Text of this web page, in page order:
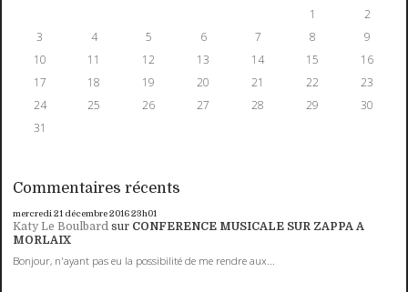
1
2
3
4 5 6 7 8
9
10
11 12 13 14 15
16
17
18 19 20 21 22
23
24
25 26 27 28 29
30
31
Commentaires récents
mercredi 21 décembre 201623h01
Katy Le Boulbard sur CONFERENCE MUSICALE SUR ZAPPA A
MORLAIX
Bonjour, n'ayant pas eu la possibilité de me rendre aux...